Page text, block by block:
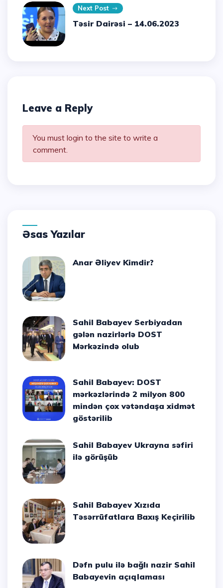
Next Post
Təsir Dairəsi – 14.06.2023
Leave a Reply
You must login to the site to write a
comment.
Əsas Yazılar
Anar Əliyev Kimdir?
Sahil Babayev Serbiyadan
gələn nazirlərlə DOST
Mərkəzində olub
Sahil Babayev: DOST
mərkəzlərində 2 milyon 800
mindən çox vətəndaşa xidmət
göstərilib
Sahil Babayev Ukrayna səfiri
ilə görüşüb
Sahil Babayev Xızıda
Təsərrüfatlara Baxış Keçirilib
Dəfn pulu ilə bağlı nazir Sahil
Babayevin açıqlaması